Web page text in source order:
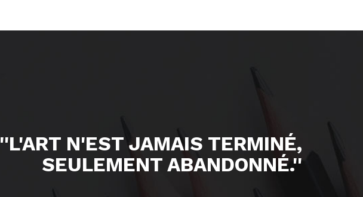
''L'ART N'EST JAMAIS TERMINÉ,
SEULEMENT ABANDONNÉ.''